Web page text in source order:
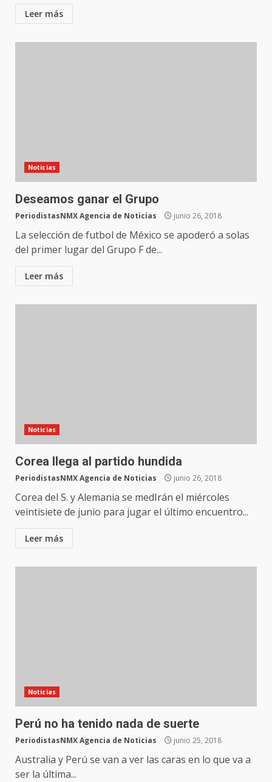
Leer más
Noticias
Deseamos ganar el Grupo
PeriodistasNMX Agencia de Noticias junio 26, 2018
La selección de futbol de México se apoderó a solas
del primer lugar del Grupo F de...
Leer más
Noticias
Corea llega al partido hundida
PeriodistasNMX Agencia de Noticias junio 26, 2018
Corea del S. y Alemania se medIrán el miércoles
veintisiete de junio para jugar el último encuentro...
Leer más
Noticias
Perú no ha tenido nada de suerte
PeriodistasNMX Agencia de Noticias junio 25, 2018
Australia y Perú se van a ver las caras en lo que va a
ser la última...